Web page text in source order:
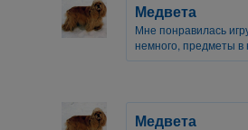
Медвета
Мне понравилась
немного, предметы
Медвета